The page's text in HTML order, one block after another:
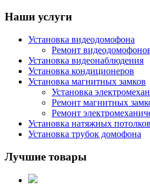
Наши услуги
Установка видеодомофона
Ремонт
Установка видеонаблюдения
Установка кондиционеров
Установка магнитных замков
Установка
Ремонт магнитных
Ремонт
Установка натяжных потолков
Установка трубок домофона
Лучшие товары